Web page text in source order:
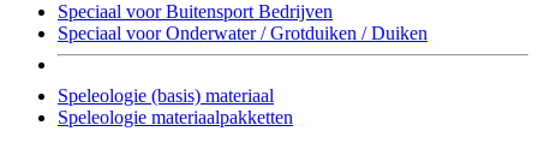
Speciaal voor Buitensport Bedrijven
Speciaal voor Onderwater / Grotduiken / Duiken
Speleologie (basis) materiaal
Speleologie materiaalpakketten